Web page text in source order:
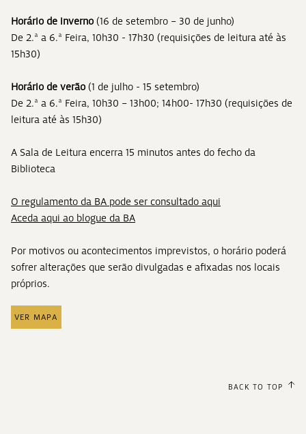
Horário de inverno (16 de setembro – 30 de junho)
De 2.ª a 6.ª Feira, 10h30 - 17h30 (requisições de leitura até às
15h30)
Horário de verão (1 de julho - 15 setembro)
De 2.ª a 6.ª Feira, 10h30 – 13h00; 14h00- 17h30 (requisições de
leitura até às 15h30)
A Sala de Leitura encerra 15 minutos antes do fecho da
Biblioteca
O regulamento da BA pode ser consultado aqui
Aceda aqui ao blogue da BA
Por motivos ou acontecimentos imprevistos, o horário poderá
sofrer alterações que serão divulgadas e afixadas nos locais
próprios.
VER MAPA
BACK TO TOP